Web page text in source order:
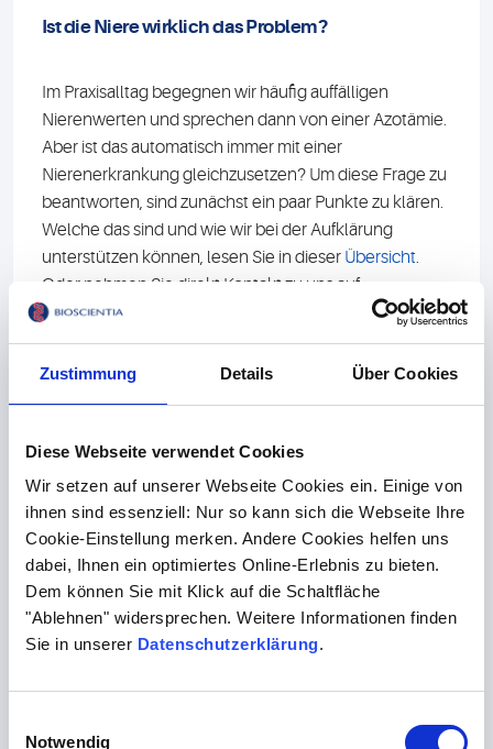
Zustimmung Details Über Cookies
Diese Webseite verwendet Cookies
Wir setzen auf unserer Webseite Cookies ein. Einige von
ihnen sind essenziell: Nur so kann sich die Webseite Ihre
Cookie-Einstellung merken. Andere Cookies helfen uns
dabei, Ihnen ein optimiertes Online-Erlebnis zu bieten.
Dem können Sie mit Klick auf die Schaltfläche
"Ablehnen" widersprechen. Weitere Informationen finden
Sie in unserer Datenschutzerklärung.
Notwendig
Ist die Niere wirklich das Problem?
Im Praxisalltag begegnen wir häufig auffälligen
Nierenwerten und sprechen dann von einer Azotämie.
Aber ist das automatisch immer mit einer
Nierenerkrankung gleichzusetzen? Um diese Frage zu
beantworten, sind zunächst ein paar Punkte zu klären.
Welche das sind und wie wir bei der Aufklärung
unterstützen können, lesen Sie in dieser Übersicht.
Oder nehmen Sie direkt Kontakt zu uns auf.
Kontakt
Blasenentzündung?
Bakterien können der Auslöser für eine
Blasenentzündung sein - müssen es aber nicht.
Deswegen ist es wichtig, vor einer antibiotischen
Therapie die Ursache abzuklären. Für Hund, Katze
oder Kaninchen empfehlen wir unserUrinprofil
Blasenentzündung finden Sie in
aus